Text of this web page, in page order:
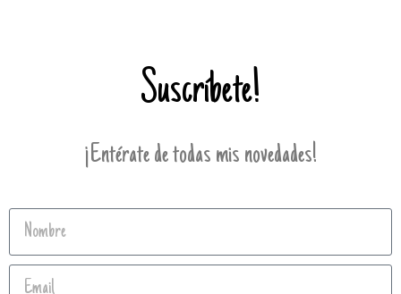
Suscríbete!
¡Entérate de todas mis novedades!